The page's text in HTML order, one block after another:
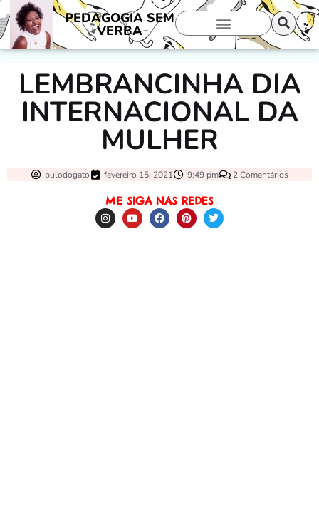
PEDAGOGIA SEM
VERBA
LEMBRANCINHA DIA
INTERNACIONAL DA
MULHER
pulodogato fevereiro 15, 2021 9:49 pm 2 Comentários
ME SIGA NAS REDES